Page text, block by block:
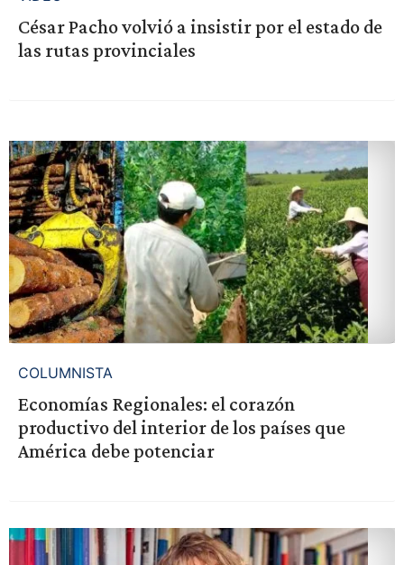
César Pacho volvió a insistir por el estado de
las rutas provinciales
COLUMNISTA
Economías Regionales: el corazón
productivo del interior de los países que
América debe potenciar